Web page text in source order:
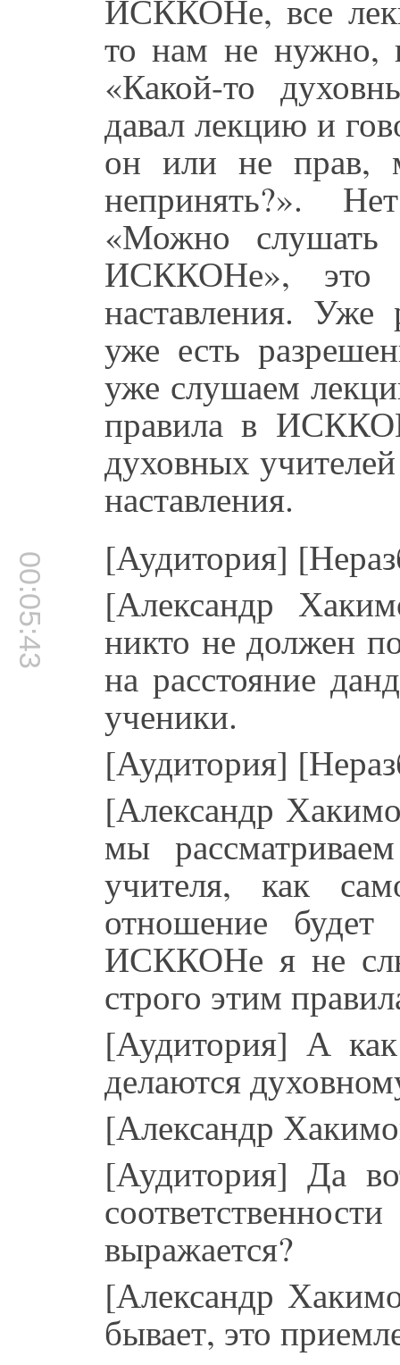
ИСККОНе, все
то нам не нужно,
«Какой-то
давал лекцию и
он или не прав,
непринять?».
«Можно слушать
ИСККОНе», это
наставления.
уже есть
уже слушаем
правила в
духовных
наставления.
00:05:43
[Аудитория]
[Александр
никто не должен
на расстояние
ученики.
[Аудитория]
[Александр
мы
учителя, как
отношение
ИСККОНе я не
строго этим
[Аудитория] А
делаются
[Александр
[Аудитория] Да
выражается?
[Александр
бывает, это